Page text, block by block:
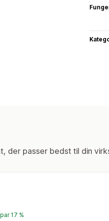
der passer bedst til din
17 %